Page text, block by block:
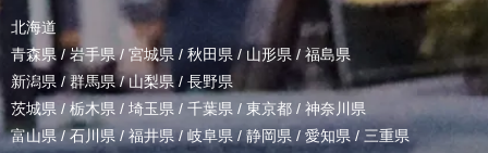
北海道
青森県 / 岩手県/ 宮城県 / 秋田県 / 山形県/ 福島県
新潟県 /群馬県/山梨県 / 長野県
茨城県 / 栃木県 / 埼玉県 / 千葉県 / 東京都 / 神奈川県
富山県 /石川県/福井県/岐阜県 / 静岡県 / 愛知県 / 三重県